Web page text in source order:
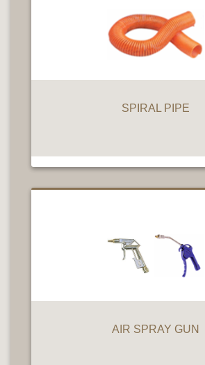
SPIRAL PIPE
AIR SPRAY GUN